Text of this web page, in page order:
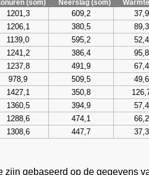
(som) Neerslag (som)
1201,3 609,2 37,9
1206,1 380,5 89,3
1139,0 595,2 52,4
1241,2 386,4 95,8
1237,8 491,9 67,4
978,9 509,5 49,6
1427,1 350,8
1360,5 394,9 57,4
1288,6 474,1 66,2
1308,6 447,7 37,3
zijn gebaseerd op de gegevens